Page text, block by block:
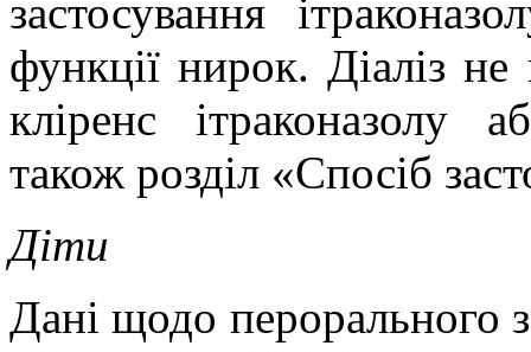
застосування
функції нирок. Діаліз
кліренс ітраконазолу
також розділ «Спосіб
Діти
Дані щодо перорального